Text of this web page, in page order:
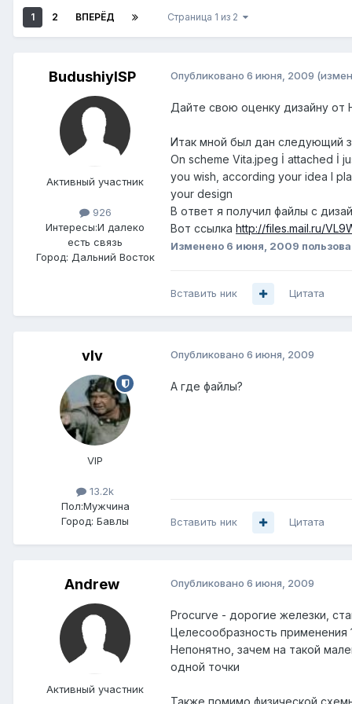
1 2 ВПЕРЁД Страница 1 из 2
BudushiyISP
Активный участник
926
Интересы:И далеко
есть связь
Город: Дальний Восток
Опубликовано 6 июня, 2009
Дайте свою оценку дизайну от
Итак мной был дан следующий
On scheme Vita.jpeg İ attached İ
you wish, according your idea I
your design
В ответ я получил файлы с
Вот ссылка http://files.mail.ru/
Изменено 6 июня, 2009
Вставить ник Цитата
vIv
VIP
13.2k
Пол:Мужчина
Город: Бавлы
Опубликовано 6 июня, 2009
А где файлы?
Вставить ник Цитата
Andrеw
Активный участник
Опубликовано 6 июня, 2009
Procurve - дорогие железки,
Целесообразность применения
Непонятно, зачем на такой
одной точки